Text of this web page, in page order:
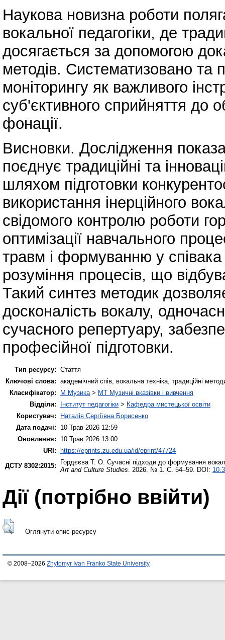
Наукова новизна роботи
вокальної педагогіки, де
досягається за допомогою
методів. Систематизовано та
моніторингу як важливого
суб'єктивного сприйняття до
фонації.
Висновки. Дослідження
поєднує традиційні та
шляхом підготовки
використання інерційного
свідомого контролю роботи
оптимізації навчального
травм і формуванню у співака
розуміння процесів, що
Такий синтез методик
досконалість вокалу,
сучасного репертуару,
професійної підготовки.
Тип ресурсу: Стаття
Ключові слова: академічний спів, вокальна техніка, традиційні
Класифікатор:
M Музика > MT Музичні вказівки і вивчення
Відділи:
Інститут педагогіки > Кафедра мистецької освіти
Користувач:
Наталія Сергіївна Борисенко
Дата подачі:
10 Трав 2026 12:59
Оновлення:
10 Трав 2026 13:00
URI:
https://eprints.zu.edu.ua/id/eprint/47724
ДСТУ 8302:2015:
Гордєєва Т. О. Сучасні підходи до формування
Art and Culture Studies . 2026. № 1. С. 54–59. DOI:
Дії ​​(потрібно ввійти)
Оглянути опис ресурсу
© 2008–2026 Zhytomyr Ivan Franko State University